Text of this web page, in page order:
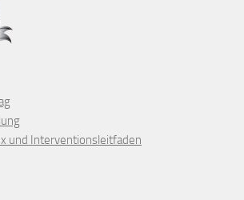
und Interventionsleitfaden